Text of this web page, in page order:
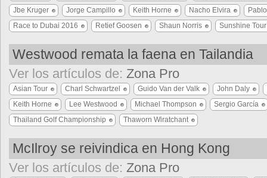
Jbe Kruger
Jorge Campillo Keith Horne Nacho Elvira
Race to Dubai 2016
Retief Goosen Shaun Norris Sunshine Tour
Westwood remata la faena en Tailandia
Ver los artículos de: Zona Pro
Asian Tour Charl Schwartzel Guido Van der Valk
John Daly
Keith Horne
Lee Westwood Michael Thompson
Sergio García
Thailand Golf Championship
Thaworn Wiratchant
McIlroy se reivindica en Hong Kong
Ver los artículos de: Zona Pro